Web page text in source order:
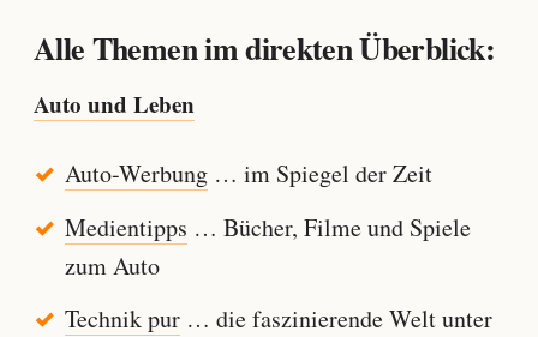
Alle Themen im direkten Überblick:
Auto und Leben
Auto-Werbung… im Spiegel der Zeit
Medientipps … Bücher, Filme und Spiele
zum Auto
Technik pur… die faszinierende Welt unter